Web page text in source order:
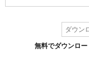
無料でダウンロー